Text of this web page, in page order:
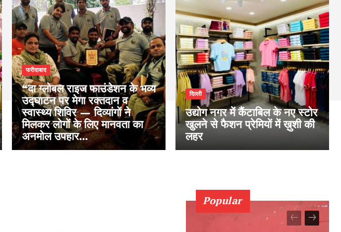
फरीदाबाद
“दा ग्लोबल राइज फाउंडेशन के भव्य
उद्घाटन पर मेगा रक्तदान व
स्वास्थ्य शिविर — दिव्यांगों ने
मिलकर लोगों के लिए मानवता का
अनमोल उपहार...
दिल्ली
उद्योग नगर में कैंटाबिल के नए स्टोर
खुलने से फैशन प्रेमियों में ख़ुशी की
लहर
Popular